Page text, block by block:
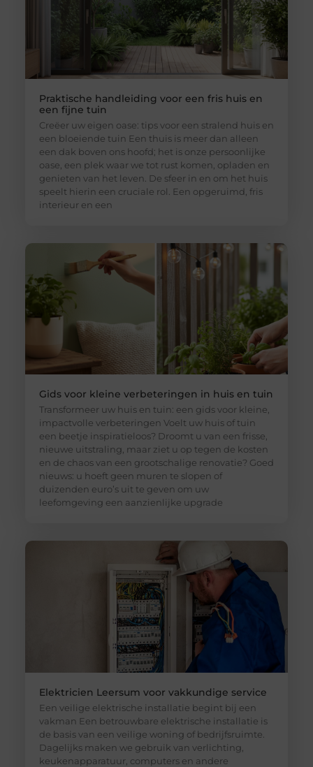
Praktische handleiding voor een fris huis en
een fijne tuin
Creëer uw eigen oase: tips voor een stralend huis en
een bloeiende tuin Een thuis is meer dan alleen
een dak boven ons hoofd; het is onze persoonlijke
oase, een plek waar we tot rust komen, opladen en
genieten van het leven. De sfeer in en om het huis
speelt hierin een cruciale rol. Een opgeruimd, fris
interieur en een
Gids voor kleine verbeteringen in huis en tuin
Transformeer uw huis en tuin: een gids voor kleine,
impactvolle verbeteringen Voelt uw huis of tuin
een beetje inspiratieloos? Droomt u van een frisse,
nieuwe uitstraling, maar ziet u op tegen de kosten
en de chaos van een grootschalige renovatie? Goed
nieuws: u hoeft geen muren te slopen of
duizenden euro’s uit te geven om uw
leefomgeving een aanzienlijke upgrade
Elektricien Leersum voor vakkundige service
Een veilige elektrische installatie begint bij een
vakman Een betrouwbare elektrische installatie is
de basis van een veilige woning of bedrijfsruimte.
Dagelijks maken we gebruik van verlichting,
keukenapparatuur, computers en andere